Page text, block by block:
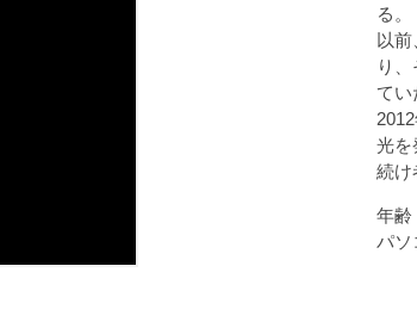
る。
以
り
てい
光を
続け
年
パソ